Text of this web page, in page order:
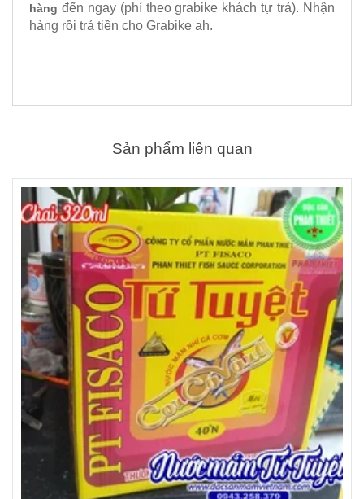
hàng đến ngay (phí theo grabike khách tự trả). Nhận
hàng rồi trả tiền cho Grabike ah.
Sản phẩm liên quan